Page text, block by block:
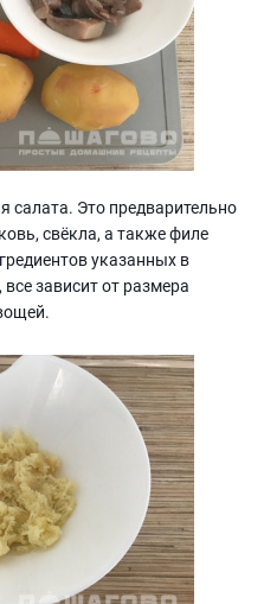
салата. Это предварительно
свёкла, а также филе
указанных в
зависит от размера